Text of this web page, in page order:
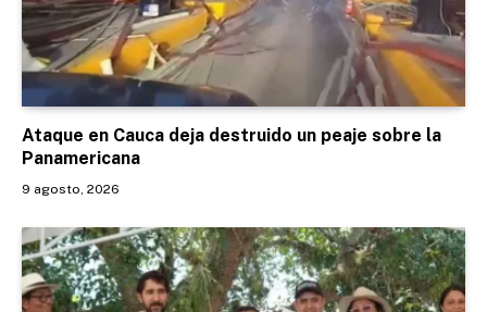
Ataque en Cauca deja destruido un peaje sobre la
Panamericana
9 agosto, 2026